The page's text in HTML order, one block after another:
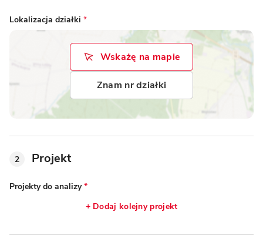
Lokalizacja działki *
Wskażę na mapie
Znam nr działki
2 Projekt
Projekty do analizy *
+ Dodaj kolejny projekt